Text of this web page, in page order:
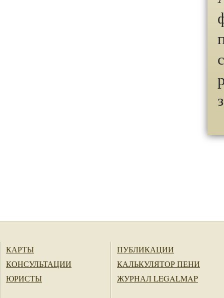
КАРТЫ
КОНСУЛЬТАЦИИ
ЮРИСТЫ
ПУБЛИКАЦИИ
КАЛЬКУЛЯТОР ПЕНИ
ЖУРНАЛ LEGALMAP